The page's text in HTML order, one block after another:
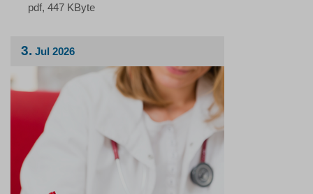
pdf, 447 KByte
3. Jul 2026